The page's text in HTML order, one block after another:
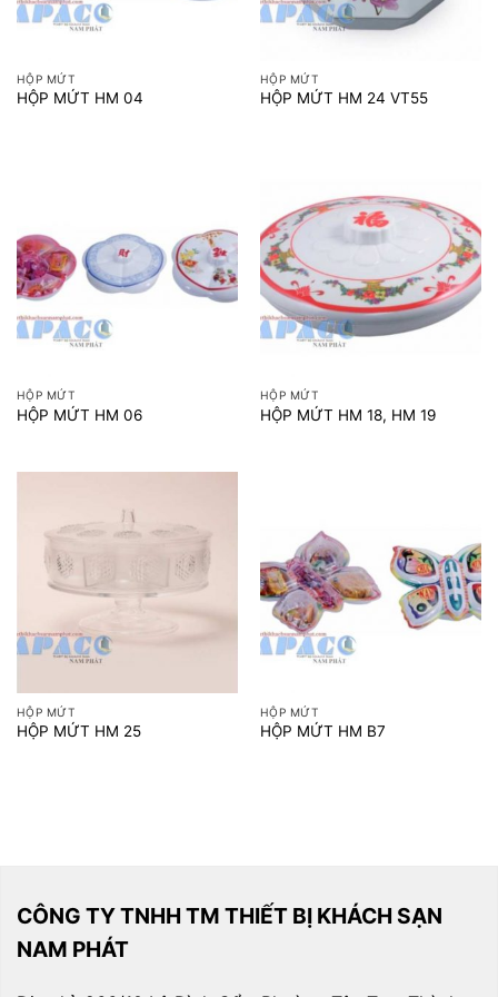
HỘP MỨT
HỘP MỨT HM 04
HỘP MỨT
HỘP MỨT HM 24 VT55
HỘP MỨT
HỘP MỨT HM 06
HỘP MỨT
HỘP MỨT HM 18, HM 19
HỘP MỨT
HỘP MỨT HM 25
HỘP MỨT
HỘP MỨT HM B7
CÔNG TY TNHH TM THIẾT BỊ KHÁCH SẠN
NAM PHÁT